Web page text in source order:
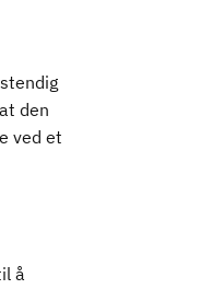
den
ved et
å